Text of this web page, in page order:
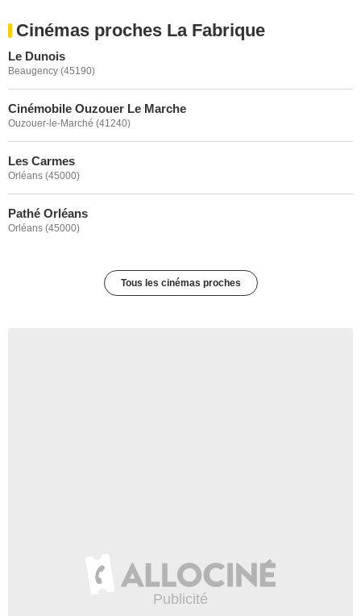
Cinémas proches La Fabrique
Le Dunois
Beaugency (45190)
Cinémobile Ouzouer Le Marche
Ouzouer-le-Marché (41240)
Les Carmes
Orléans (45000)
Pathé Orléans
Orléans (45000)
Tous les cinémas proches